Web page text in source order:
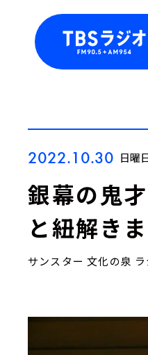
2022.10.30 日曜
銀幕の鬼
と紐解き
サンスター 文化の泉